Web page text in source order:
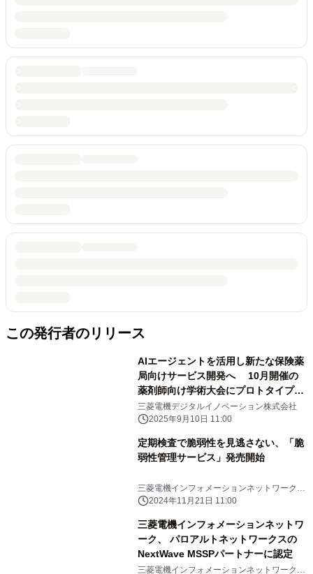
この発行者のリリース
AIエージェントを活用し新たな保険薬
局向けサービス開発へ 10月開催の
薬剤師向け学術大会にプロトタイプを
参考出展
三菱電機デジタルイノベーション株式会社
2025年9月10日 11:00
定期検査で脆弱性を見逃さない、「脆
弱性管理サービス」発売開始
三菱電機インフォメーションネットワーク株
式会社
2024年11月21日 11:00
三菱電機インフォメーションネットワ
ーク、 パロアルトネットワークスの
NextWave MSSPパートナーに認定
三菱電機インフォメーションネットワーク株